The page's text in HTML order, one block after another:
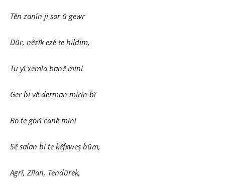
Tên zanîn ji sor û gewr
Dûr, nêzîk ezê te hildim,
Tu yî xemla banê min!
Ger bi vê derman mirin bî
Bo te gorî canê min!
Sê salan bi te kêfxweş bûm,
Agrî, Zîlan, Tendûrek,